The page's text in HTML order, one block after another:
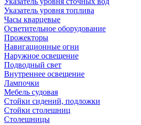
Указатель уровня топлива
Часы кварцевые
Осветительное оборудование
Прожекторы
Навигационные огни
Наружное освещение
Подводный свет
Внутреннее освещение
Лампочки
Мебель судовая
Стойки сидений, подложки
Стойки столешниц
Столешницы